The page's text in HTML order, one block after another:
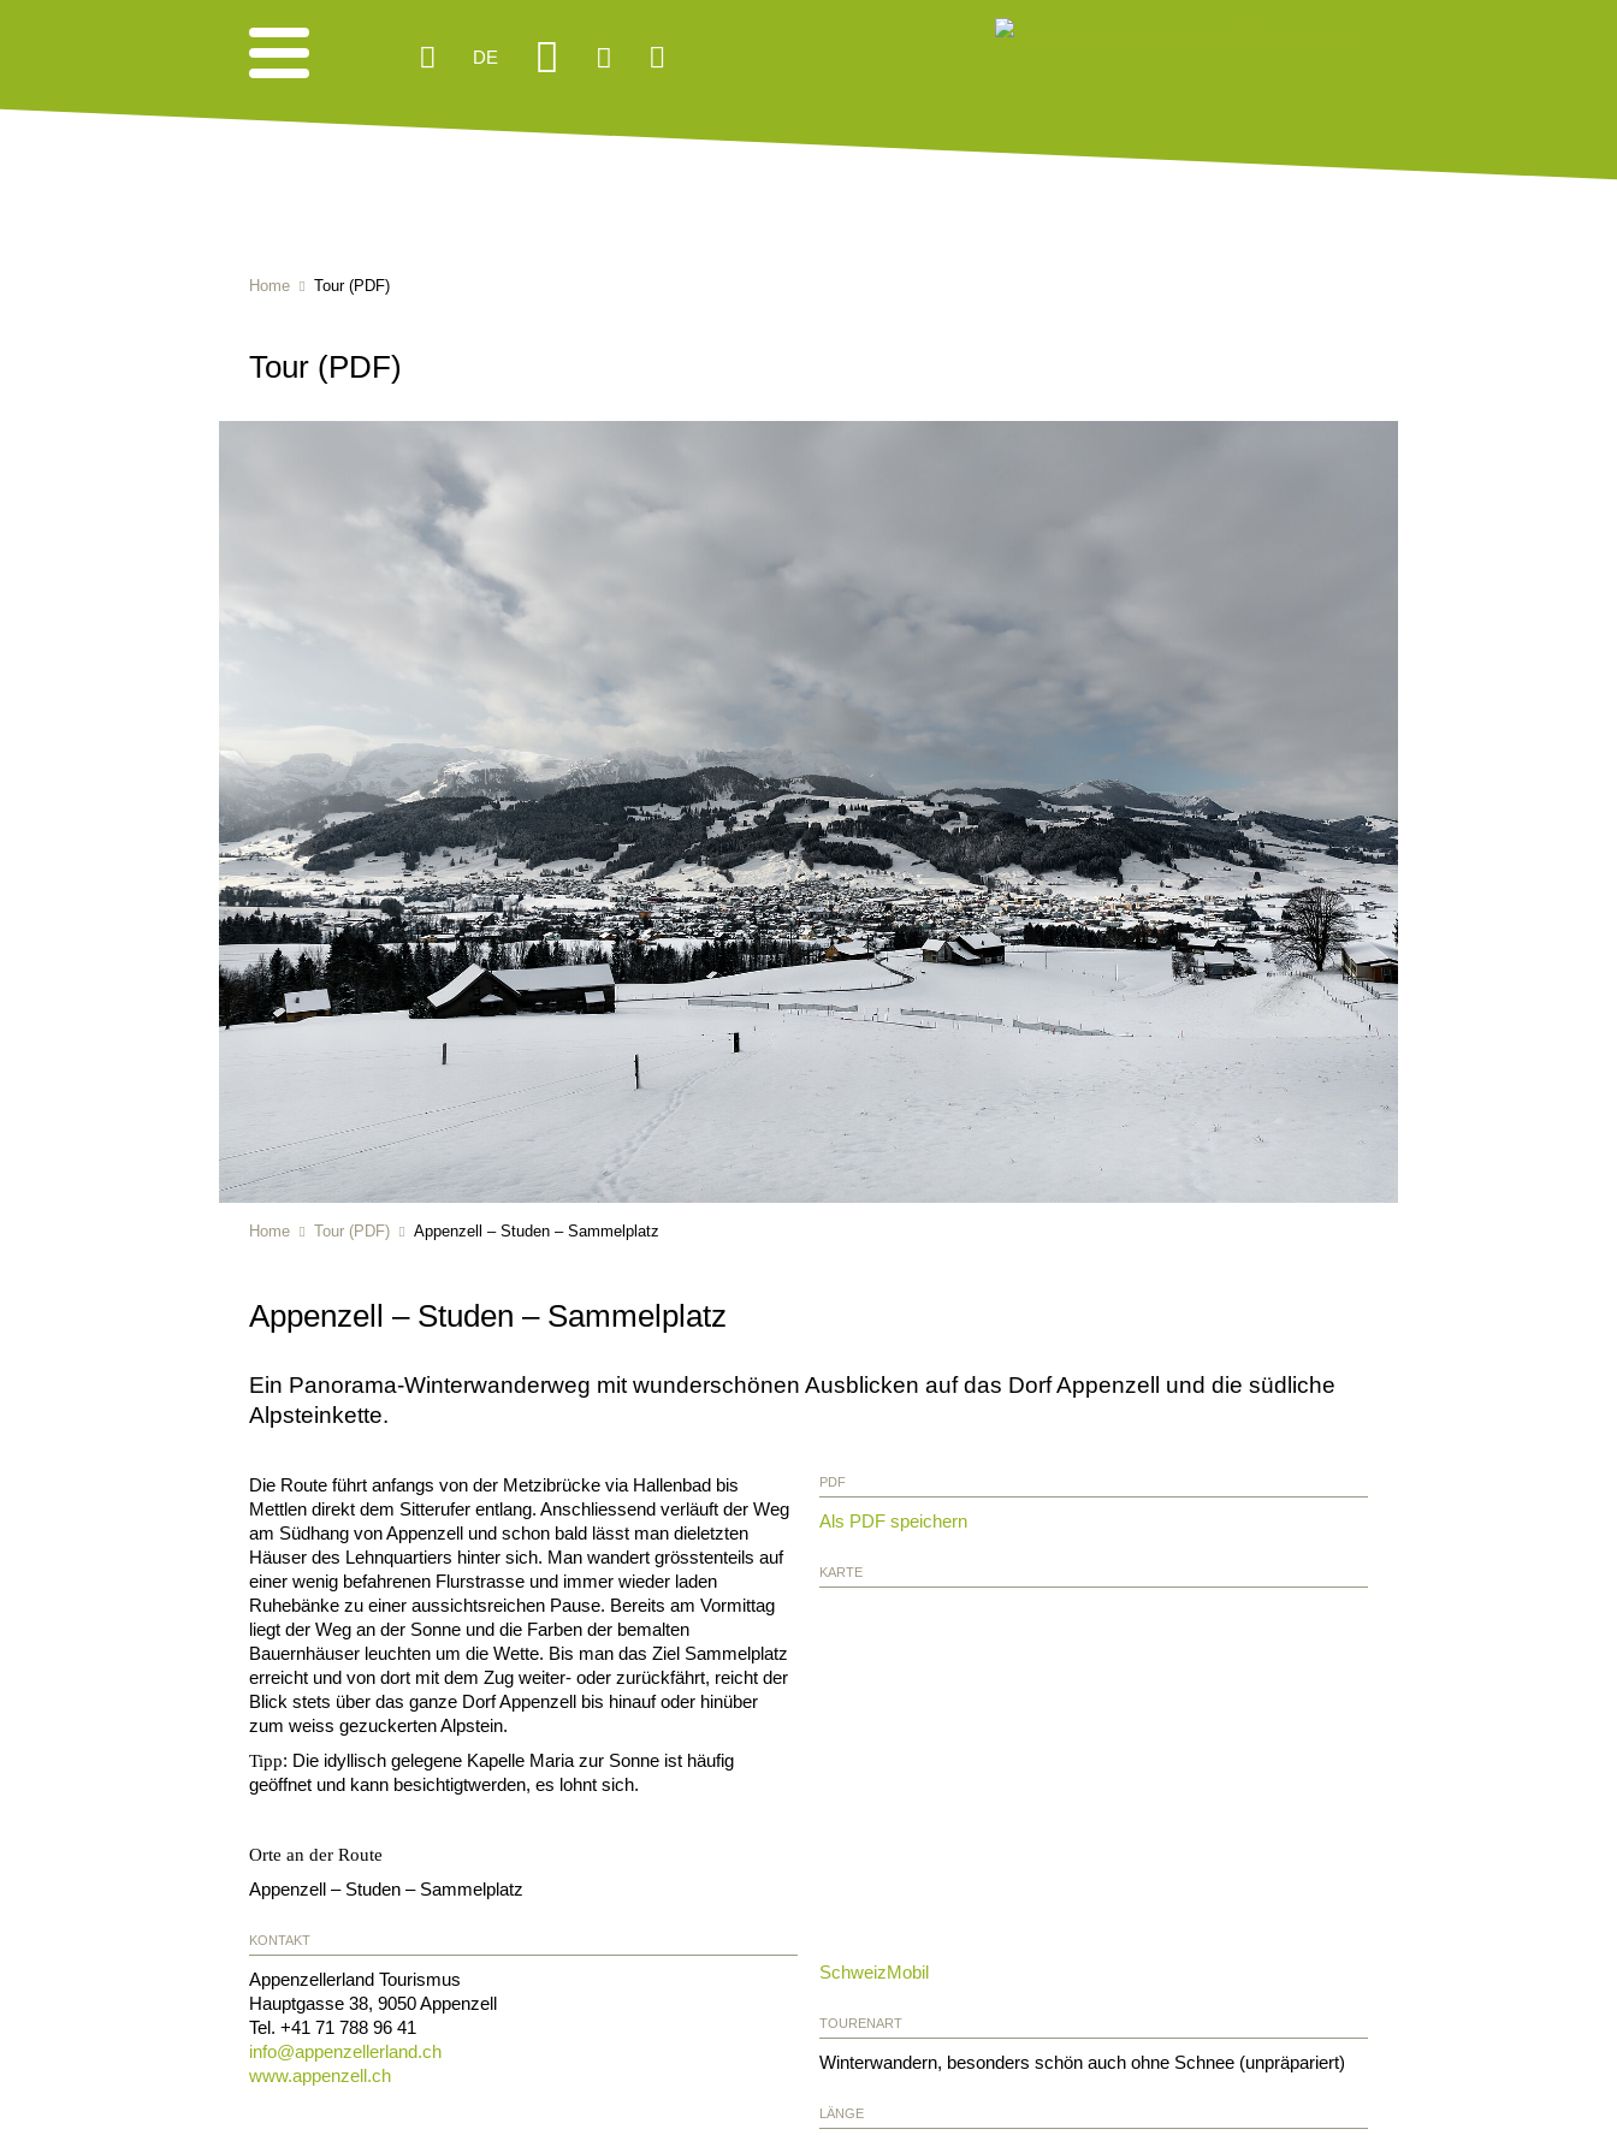
DE
Home Tour (PDF)
Tour (PDF)
Home Tour (PDF) Appenzell – Studen – Sammelplatz
Appenzell – Studen – Sammelplatz
Ein Panorama-Winterwanderweg mit wunderschönen Ausblicken auf das Dorf Appenzell und die südliche
Alpsteinkette.
Die Route führt anfangs von der Metzibrücke via Hallenbad bis
Mettlen direkt dem Sitterufer entlang. Anschliessend verläuft der Weg
am Südhang von Appenzell und schon bald lässt man dieletzten
Häuser des Lehnquartiers hinter sich. Man wandert grösstenteils auf
einer wenig befahrenen Flurstrasse und immer wieder laden
Ruhebänke zu einer aussichtsreichen Pause. Bereits am Vormittag
liegt der Weg an der Sonne und die Farben der bemalten
Bauernhäuser leuchten um die Wette. Bis man das Ziel Sammelplatz
erreicht und von dort mit dem Zug weiter- oder zurückfährt, reicht der
Blick stets über das ganze Dorf Appenzell bis hinauf oder hinüber
zum weiss gezuckerten Alpstein.
Tipp: Die idyllisch gelegene Kapelle Maria zur Sonne ist häufig
geöffnet und kann besichtigtwerden, es lohnt sich.
Orte an der Route
Appenzell – Studen – Sammelplatz
KONTAKT
Appenzellerland Tourismus
Hauptgasse 38, 9050Appenzell
Tel. +41 71 788 96 41
info@appenzellerland.ch
www.appenzell.ch
PDF
Als PDF speichern
KARTE
SchweizMobil
TOURENART
Winterwandern, besonders schön auch ohne Schnee (unpräpariert)
LÄNGE